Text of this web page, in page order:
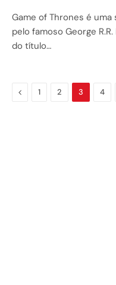
Game of Thrones é
pelo famoso George
do título…
Previous
1 2 3 4